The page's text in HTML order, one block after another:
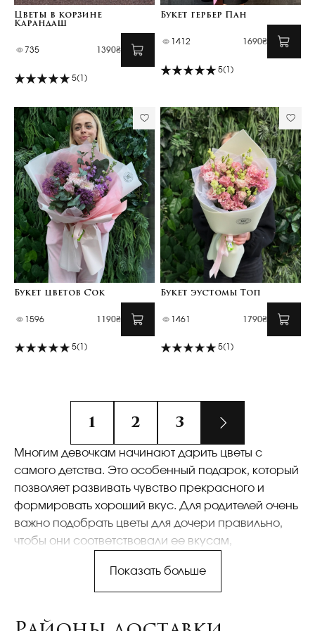
Цветы в корзине
Карандаш
735 1390₴
5(1)
Букет гербер Пан
1412 1690₴
5(1)
Букет цветов Сок
1596 1190₴
5(1)
Букет эустомы Топ
1461 1790₴
5(1)
1 2 3
Многим девочкам начинают дарить цветы с
самого детства. Это особенный подарок, который
позволяет развивать чувство прекрасного и
формировать хороший вкус. Для родителей очень
важно подобрать цветы для дочери правильно,
чтобы они соответствовали ее вкусам,
нужно обратиться в проверенную компанию,
которая достаточно давно занимается
условия, большой ассортимент цветов и
Показать больше